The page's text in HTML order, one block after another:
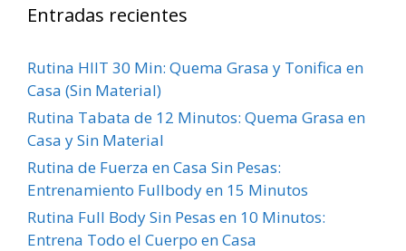
Entradas recientes
Rutina HIIT 30 Min: Quema Grasa y Tonifica en
Casa (Sin Material)
Rutina Tabata de 12 Minutos: Quema Grasa en
Casa y Sin Material
Rutina de Fuerza en Casa Sin Pesas:
Entrenamiento Fullbody en 15 Minutos
Rutina Full Body Sin Pesas en 10 Minutos:
Entrena Todo el Cuerpo en Casa